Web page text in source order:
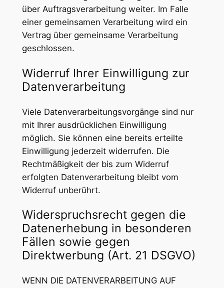
über Auftragsverarbeitung weiter. Im Falle
einer gemeinsamen Verarbeitung wird ein
Vertrag über gemeinsame Verarbeitung
geschlossen.
Widerruf Ihrer Einwilligung zur
Datenverarbeitung
Viele Datenverarbeitungsvorgänge sind nur
mit Ihrer ausdrücklichen Einwilligung
möglich. Sie können eine bereits erteilte
Einwilligung jederzeit widerrufen. Die
Rechtmäßigkeit der bis zum Widerruf
erfolgten Datenverarbeitung bleibt vom
Widerruf unberührt.
Widerspruchsrecht gegen die
Datenerhebung in besonderen
Fällen sowie gegen
Direktwerbung (Art. 21 DSGVO)
WENN DIE DATENVERARBEITUNG AUF